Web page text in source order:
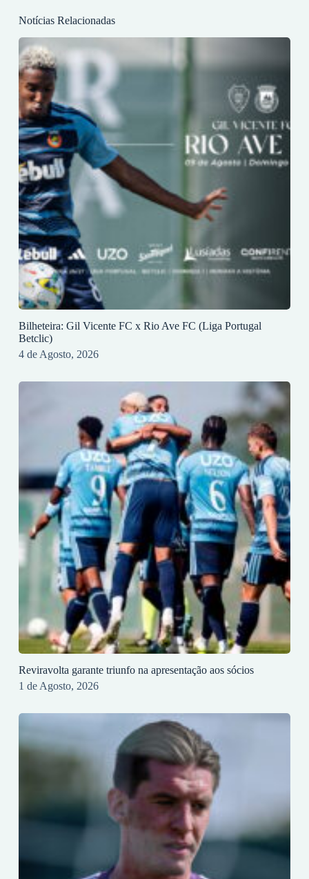
Notícias Relacionadas
Bilheteira: Gil Vicente FC x Rio Ave FC (Liga Portugal
Betclic)
4 de Agosto, 2026
Reviravolta garante triunfo na apresentação aos sócios
1 de Agosto, 2026